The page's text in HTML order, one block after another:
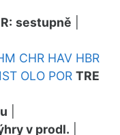
sestupně
CHR HAV HBR
OLO POR TRE
v prodl.